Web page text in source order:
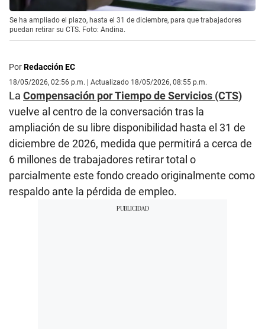
Se ha ampliado el plazo, hasta el 31 de diciembre, para que trabajadores
puedan retirar su CTS. Foto: Andina.
PorRedacción EC
18/05/2026, 02:56 p.m. | Actualizado 18/05/2026, 08:55 p.m.
La Compensación por Tiempo de Servicios (CTS)
vuelve al centro de la conversación tras la
ampliación de su libre disponibilidad hasta el 31 de
diciembre de 2026, medida que permitirá a cerca de
6 millones de trabajadores retirar total o
parcialmente este fondo creado originalmente como
respaldo ante la pérdida de empleo.